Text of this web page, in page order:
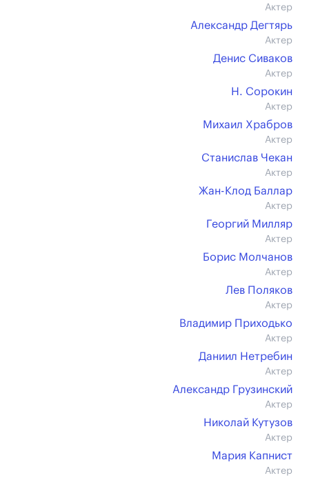
Актер
Александр Дегтярь
Актер
Денис Сиваков
Актер
Н. Сорокин
Актер
Михаил Храбров
Актер
Станислав Чекан
Актер
Жан-Клод Баллар
Актер
Георгий Милляр
Актер
Борис Молчанов
Актер
Лев Поляков
Актер
Владимир Приходько
Актер
Даниил Нетребин
Актер
Александр Грузинский
Актер
Николай Кутузов
Актер
Мария Капнист
Актер